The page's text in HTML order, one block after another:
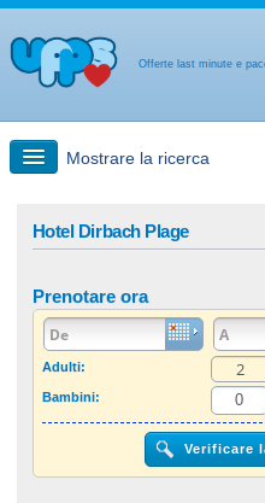
Offerte last minute e
Mostrare la ricerca
Offerta last minute +
Altro paese
Hotel Dirbach Plage
Prenotare ora
Adulti:
Bambini: